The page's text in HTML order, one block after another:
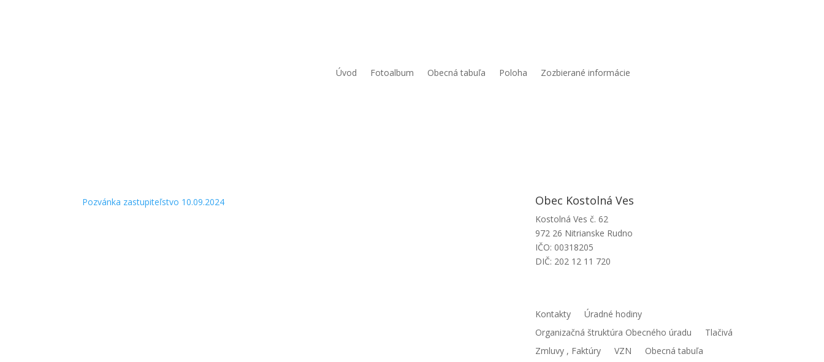
Úvod Fotoalbum Obecná tabuľa Poloha Zozbierané informácie
Pozvánka zastupiteľstvo 10.09.2024 Obec Kostolná Ves
Kostolná Ves č. 62
972 26 Nitrianske Rudno
IČO: 00318205
DIČ: 202 12 11 720
Kontakty
Úradné hodiny
Organizačná štruktúra Obecného úradu
Tlačivá
Zmluvy , Faktúry
VZN
Obecná tabuľa